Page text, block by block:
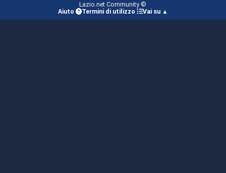
Lazio.net Community ©
Aiuto
Termini di utilizzo Vai su ▲